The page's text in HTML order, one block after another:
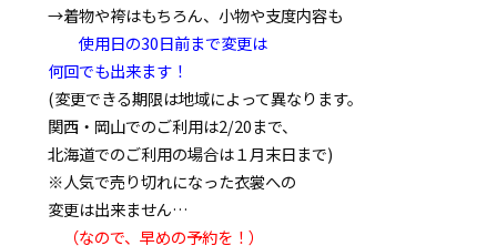
→着物や袴はもちろん、小物や支度内容も
使用日の30日前まで変更は
何回でも出来ます！
(変更できる期限は地域によって異なります。
関西・岡山でのご利用は2/20まで、
北海道でのご利用の場合は１月末日まで)
※人気で売り切れになった衣裳への
変更は出来ません…
（なので、早めの予約を！）